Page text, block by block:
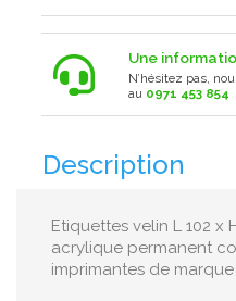
Une
N’hésitez pas,
au 0971 453 854
Description
Etiquettes velin L 102 x
acrylique permanent
imprimantes de